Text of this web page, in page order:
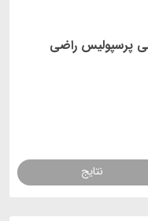
پرسپولیس راضی
نتایج